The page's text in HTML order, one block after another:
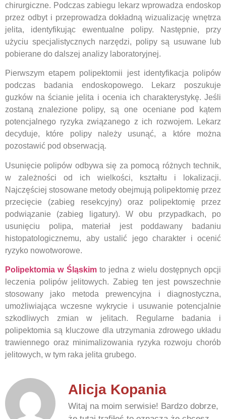
chirurgiczne. Podczas zabiegu lekarz wprowadza endoskop
przez odbyt i przeprowadza dokładną wizualizację wnętrza
jelita, identyfikując ewentualne polipy. Następnie, przy
użyciu specjalistycznych narzędzi, polipy są usuwane lub
pobierane do dalszej analizy laboratoryjnej.
Pierwszym etapem polipektomii jest identyfikacja polipów
podczas badania endoskopowego. Lekarz poszukuje
guzków na ścianie jelita i ocenia ich charakterystykę. Jeśli
zostaną znalezione polipy, są one oceniane pod kątem
potencjalnego ryzyka związanego z ich rozwojem. Lekarz
decyduje, które polipy należy usunąć, a które można
pozostawić pod obserwacją.
Usunięcie polipów odbywa się za pomocą różnych technik,
w zależności od ich wielkości, kształtu i lokalizacji.
Najczęściej stosowane metody obejmują polipektomię przez
przecięcie (zabieg resekcyjny) oraz polipektomię przez
podwiązanie (zabieg ligatury). W obu przypadkach, po
usunięciu polipa, materiał jest poddawany badaniu
histopatologicznemu, aby ustalić jego charakter i ocenić
ryzyko nowotworowe.
Polipektomia w Śląskimto jedna z wielu dostępnych opcji
leczenia polipów jelitowych. Zabieg ten jest powszechnie
stosowany jako metoda prewencyjna i diagnostyczna,
umożliwiająca wczesne wykrycie i usuwanie potencjalnie
szkodliwych zmian w jelitach. Regularne badania i
polipektomia są kluczowe dla utrzymania zdrowego układu
trawiennego oraz minimalizowania ryzyka rozwoju chorób
jelitowych, w tym raka jelita grubego.
Alicja Kopania
Witaj na moim serwisie! Bardzo dobrze,